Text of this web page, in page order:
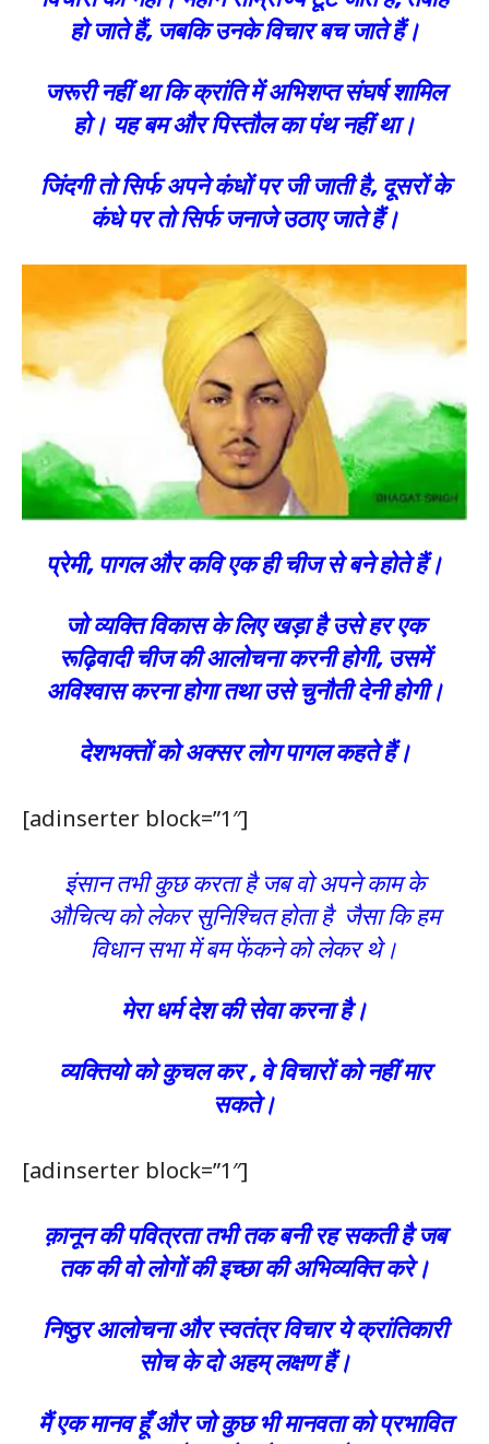
हो जाते हैं, जबकि उनके विचार बच जाते हैं।
जरूरी नहीं था कि क्रांति में अभिशप्त संघर्ष शामिल
हो। यह बम और पिस्तौल का पंथ नहीं था।
जिंदगी तो सिर्फ अपने कंधों पर जी जाती है, दूसरों के
कंधे पर तो सिर्फ जनाजे उठाए जाते हैं।
प्रेमी, पागल और कवि एक ही चीज से बने होते हैं।
जो व्यक्ति विकास के लिए खड़ा है उसे हर एक
रूढ़िवादी चीज की आलोचना करनी होगी, उसमें
अविश्वास करना होगा तथा उसे चुनौती देनी होगी।
देशभक्तों को अक्सर लोग पागल कहते हैं।
[adinserter block=”1″]
इंसान तभी कुछ करता है जब वो अपने काम के
औचित्य को लेकर सुनिश्चित होता है जैसा कि हम
विधान सभा में बम फेंकने को लेकर थे।
मेरा धर्म देश की सेवा करना है।
व्यक्तियो को कुचल कर , वे विचारों को नहीं मार
सकते।
[adinserter block=”1″]
क़ानून की पवित्रता तभी तक बनी रह सकती है जब
तक की वो लोगों की इच्छा की अभिव्यक्ति करे।
निष्ठुर आलोचना और स्वतंत्र विचार ये क्रांतिकारी
सोच के दो अहम् लक्षण हैं।
मैं एक मानव हूँ और जो कुछ भी मानवता को प्रभावित